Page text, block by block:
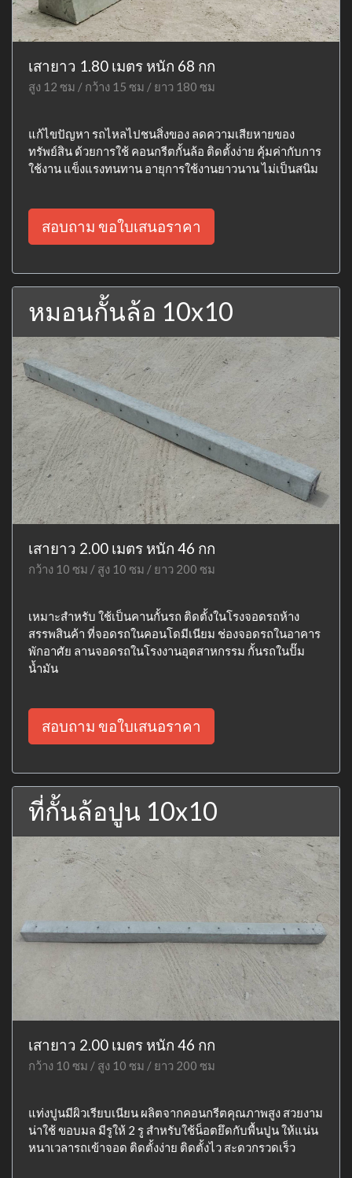
เสายาว 1.80 เมตร หนัก 68 กก
สูง 12 ซม / กว้าง 15 ซม / ยาว 180 ซม
แก้ไขปัญหา รถไหลไปชนสิ่งของ ลดความเสียหายของ
ทรัพย์สิน ด้วยการใช้ คอนกรีตกั้นล้อ ติดตั้งง่าย คุ้มค่ากับการ
ใช้งาน แข็งแรงทนทาน อายุการใช้งานยาวนาน ไม่เป็นสนิม
สอบถาม ขอใบเสนอราคา
หมอนกั้นล้อ 10x10
เสายาว 2.00 เมตร หนัก 46 กก
กว้าง 10 ซม / สูง 10 ซม / ยาว 200 ซม
เหมาะสำหรับ ใช้เป็นคานกั้นรถ ติดตั้งในโรงจอดรถห้าง
สรรพสินค้า ที่จอดรถในคอนโดมีเนียม ช่องจอดรถในอาคาร
พักอาศัย ลานจอดรถในโรงงานอุตสาหกรรม กั้นรถในปั๊ม
น้ำมัน
สอบถาม ขอใบเสนอราคา
ที่กั้นล้อปูน 10x10
เสายาว 2.00 เมตร หนัก 46 กก
กว้าง 10 ซม / สูง 10 ซม / ยาว 200 ซม
แท่งปูนมีผิวเรียบเนียน ผลิตจากคอนกรีตคุณภาพสูง สวยงาม
น่าใช้ ขอบมล มีรูให้ 2 รู สำหรับใช้น็อตยึดกับพื้นปูน ให้แน่น
หนาเวลารถเข้าจอด ติดตั้งง่าย ติดตั้งไว สะดวกรวดเร็ว